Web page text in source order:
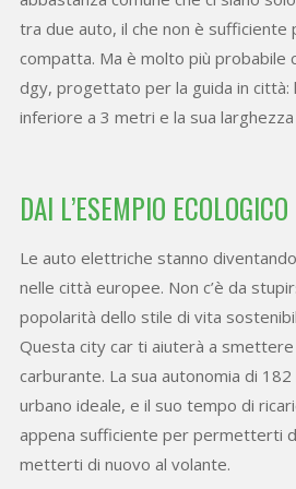
tra due auto, il che non è sufficiente
compatta. Ma è molto più probabile
dgy, progettato per la guida in città:
inferiore a 3 metri e la sua
DAI L’ESEMPIO ECOLOGICO
Le auto elettriche stanno
nelle città europee. Non c’è da
popolarità dello stile di vita
Questa city car ti aiuterà a
carburante. La sua autonomia di
urbano ideale, e il suo tempo di
appena sufficiente per permetterti
metterti di nuovo al volante.